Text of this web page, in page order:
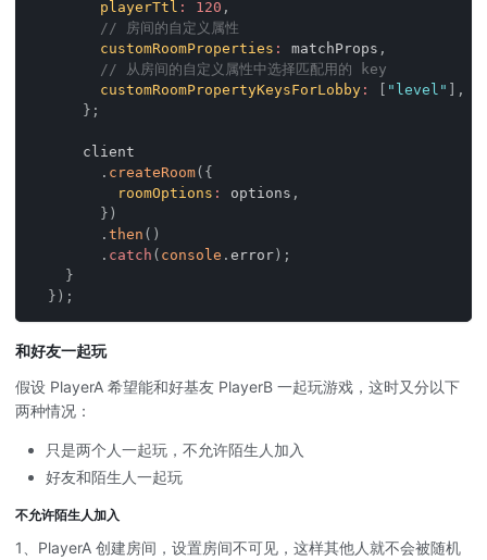
playerTtl : 120 ,
// 房间的自定义属性
customRoomProperties : matchProps ,
// 从房间的自定义属性中选择匹配用的 key
customRoomPropertyKeysForLobby : "level"
,
} ;
      client
. createRoom( {
roomOptions : options ,
} )
. then ( )
. catch ( console . error ) ;
}
} ) ;
和好友一起玩
假设 PlayerA 希望能和好基友 PlayerB 一起玩游戏，这时又分以下
两种情况：
只是两个人一起玩，不允许陌生人加入
好友和陌生人一起玩
不允许陌生人加入
1、PlayerA 创建房间，设置房间不可见，这样其他人就不会被随机